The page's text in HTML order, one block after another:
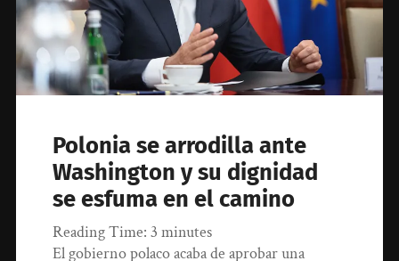
Polonia se arrodilla ante
Washington y su dignidad
se esfuma en el camino
Reading Time:3 minutes
El gobierno polaco acaba de aprobar una